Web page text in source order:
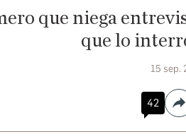
que niega
que lo
15 sep.
42